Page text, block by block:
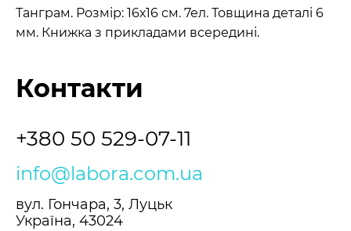
Танграм. Розмір: 16х16 см. 7ел. Товщина деталі 6
мм. Книжка з прикладами всередині.
Контакти
+380 50 529-07-11
info@labora.com.ua
вул. Гончара, 3, Луцьк
Україна, 43024